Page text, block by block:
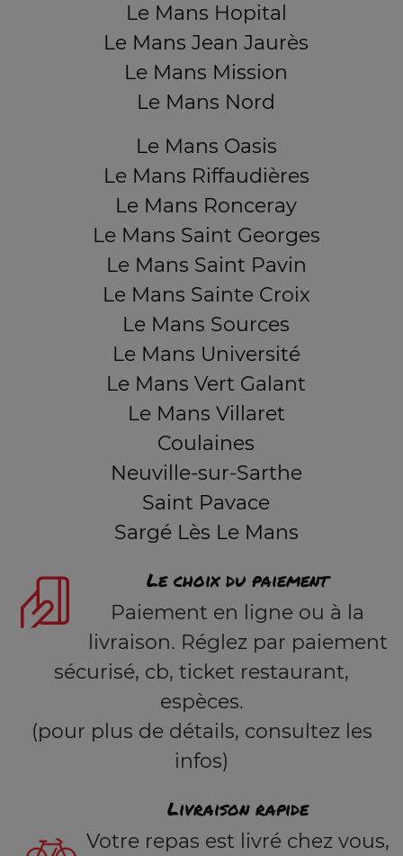
Le Mans Hopital
Le Mans Jean Jaurès
Le Mans Mission
Le Mans Nord
Le Mans Oasis
Le Mans Riffaudières
Le Mans Ronceray
Le Mans Saint Georges
Le Mans Saint Pavin
Le Mans Sainte Croix
Le Mans Sources
Le Mans Université
Le Mans Vert Galant
Le Mans Villaret
Coulaines
Neuville-sur-Sarthe
Saint Pavace
Sargé Lès Le Mans
Le choix du paiement
Paiement en ligne ou à la
livraison. Réglez par paiement
sécurisé, cb, ticket restaurant,
espèces.
(pour plus de détails, consultez les
infos)
Livraison rapide
Votre repas est livré chez vous,